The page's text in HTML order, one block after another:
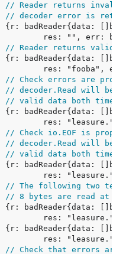
// Reader returns
// decoder error is
// Reader returns valid
// Check errors are
// decoder.Read will be
// valid data both times
// Check io.EOF is
// decoder.Read will be
// valid data both times
// The following two test
// 8 bytes are read at a
// Check that errors are